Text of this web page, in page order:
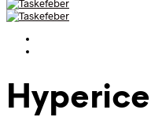
Hyperice